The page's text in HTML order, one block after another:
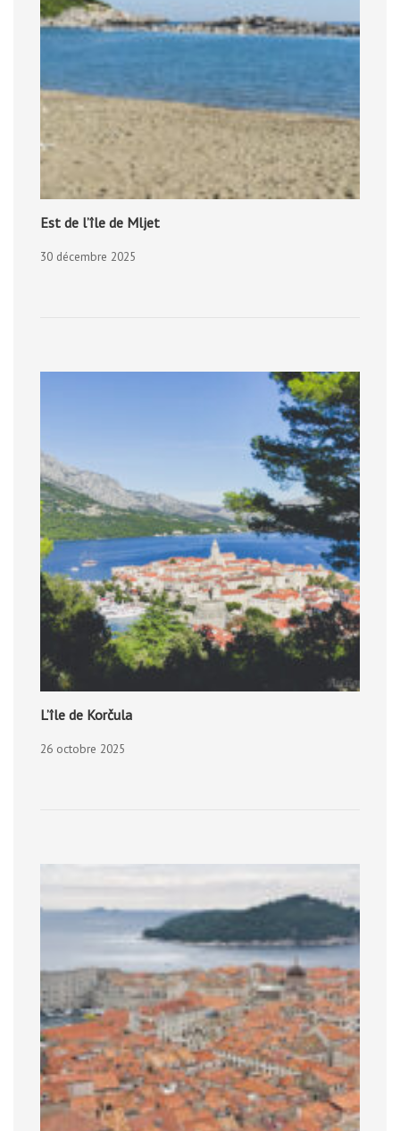
Est de l’île de Mljet
30 décembre 2025
L’île de Korčula
26 octobre 2025